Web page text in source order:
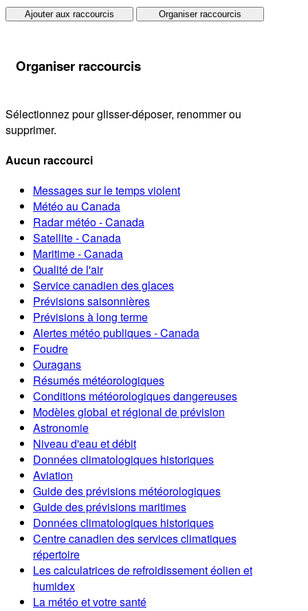
Ajouter aux raccourcis Organiser raccourcis
Organiser raccourcis
Sélectionnez pour glisser-déposer, renommer ou
supprimer.
Aucun raccourci
Messages sur le temps violent
Météo au Canada
Radar météo - Canada
Satellite - Canada
Maritime - Canada
Qualité de l'air
Service canadien des glaces
Prévisions saisonnières
Prévisions à long terme
Alertes météo publiques - Canada
Foudre
Ouragans
Résumés météorologiques
Conditions météorologiques dangereuses
Modèles global et régional de prévision
Astronomie
Niveau d'eau et débit
Données climatologiques historiques
Aviation
Guide des prévisions météorologiques
Guide des prévisions maritimes
Données climatologiques historiques
Centre canadien des services climatiques
répertoire
Les calculatrices de refroidissement éolien et
humidex
La météo et votre santé